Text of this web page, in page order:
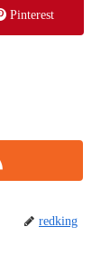
Pinterest
redking